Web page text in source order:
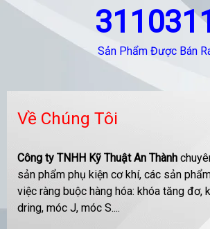
Sản Phẩm Được Bán
Về Chúng Tôi
Công ty TNHH Kỹ Thuật An Thành
sản phẩm phụ kiện cơ khí, các sản
việc ràng buộc hàng hóa: khóa tăng đơ,
dring, móc J, móc S....